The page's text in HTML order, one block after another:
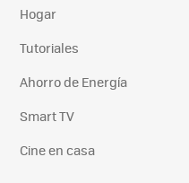
Hogar
Tutoriales
Ahorro de Energía
Smart TV
Cine en casa